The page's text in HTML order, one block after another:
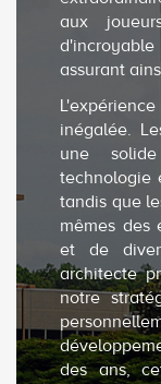
aux
assurant
inégalée.
une
technologie
tandis que
mêmes des
et de
architecte
notre
des ans,